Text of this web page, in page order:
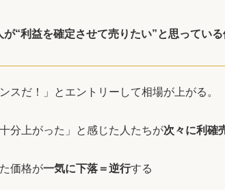
が“利益を確定させて売りたい”と思ってい
スだ！」とエントリーして相場が上がる。
分上がった」と感じた人たちが次々に利確
価格が一気に下落＝逆行する